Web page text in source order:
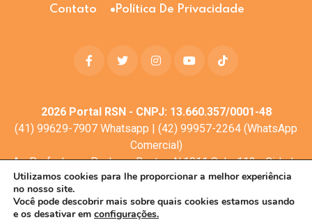
Contato
Política De Privacidade
2026Portal RSN - CNPJ: 13.660.357/0001-48
(41) 99629-7907 Whatsapp | (42) 99957-2264 (WhatsApp
Comercial)
Av. Profa. Laura Pacheco Bastos N:1011 Sala: 112 - Cidade
dos Lagos, Guarapuava - PR, 85053-525
© Todos os direitos reservados
Utilizamos cookies para lhe proporcionar a melhor experiência
no nosso site.
Você pode descobrir mais sobre quais cookies estamos usando
e os desativar em configurações.